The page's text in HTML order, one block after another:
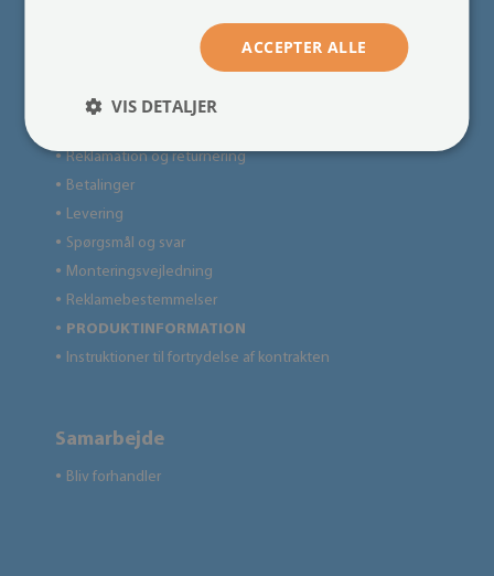
Nyttige oplysninger
Butiksregler
● Reklamation og returnering
● Betalinger
● Levering
● Spørgsmål og svar
● Monteringsvejledning
● Reklamebestemmelser
● PRODUKTINFORMATION
● Instruktioner til fortrydelse af kontrakten
Samarbejde
● Bliv forhandler
ACCEPTER ALLE
VIS DETALJER